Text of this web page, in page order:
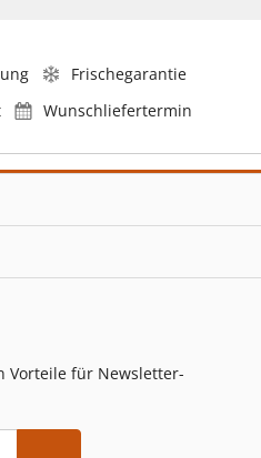
Frischegarantie
Wunschliefertermin
Vorteile für Newsletter-